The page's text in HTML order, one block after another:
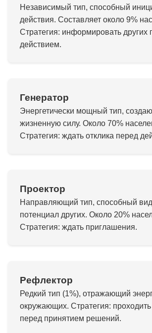
Независимый тип, способный
действия. Составляет около 9%
Стратегия: информировать других
действием.
Генератор
Энергетически мощный тип,
жизненную силу. Около 70%
Стратегия: ждать отклика перед
Проектор
Направляющий тип, способный
потенциал других. Около 20%
Стратегия: ждать приглашения.
Рефлектор
Редкий тип (1%), отражающий
окружающих. Стратегия:
перед принятием решений.